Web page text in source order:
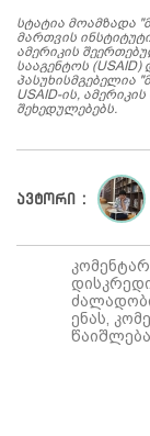
სტატია მოამზადა
მართვის
ამერიკის
სააგენტოს
პასუხისმგებელია
USAID-ის,
შეხედულებებს.
ავტორი :
ენას,